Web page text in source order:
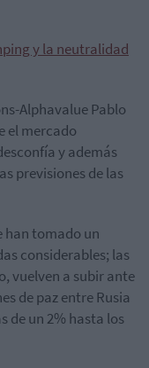
y la neutralidad
Alphavalue Pablo
el mercado
y además
previsiones de las
han tomado un
considerables; las
vuelven a subir ante
de paz entre Rusia
de un 2% hasta los